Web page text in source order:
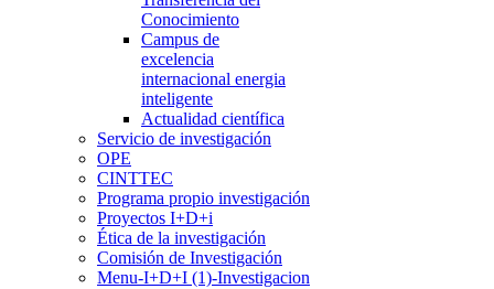
Conocimiento
Campus de
excelencia
internacional energia
inteligente
Actualidad científica
Servicio de investigación
OPE
CINTTEC
Programa propio investigación
Proyectos I+D+i
Ética de la investigación
Comisión de Investigación
Menu-I+D+I (1)-Investigacion